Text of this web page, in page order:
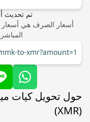
تم تحديث
أسعار الصرف هي
to-xmr?amount=1
(XMR)